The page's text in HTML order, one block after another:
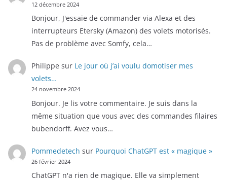
12 décembre 2024
Bonjour, J'essaie de commander via Alexa et des
interrupteurs Etersky (Amazon) des volets motorisés.
Pas de problème avec Somfy, cela…
Philippe sur Le jour où j’ai voulu domotiser mes
volets…
24 novembre 2024
Bonjour. Je lis votre commentaire. Je suis dans la
même situation que vous avec des commandes filaires
bubendorff. Avez vous…
Pommedetech sur Pourquoi ChatGPT est « magique »
26 février 2024
ChatGPT n'a rien de magique. Elle va simplement